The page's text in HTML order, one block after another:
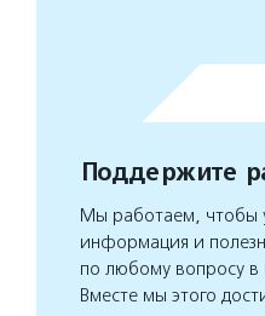
Поддержите
Мы работаем, чтобы
информация и
по любому вопросу в
Вместе мы этого